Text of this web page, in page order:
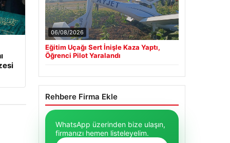
06/08/2026
Eğitim Uçağı Sert İnişle Kaza Yaptı,
Öğrenci Pilot Yaralandı
Rehbere Firma Ekle
WhatsApp üzerinden bize ulaşın,
firmanızı hemen listeleyelim.